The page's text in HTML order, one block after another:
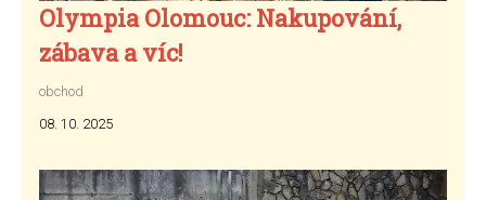
Olympia Olomouc: Nakupování,
zábava a víc!
obchod
08. 10. 2025